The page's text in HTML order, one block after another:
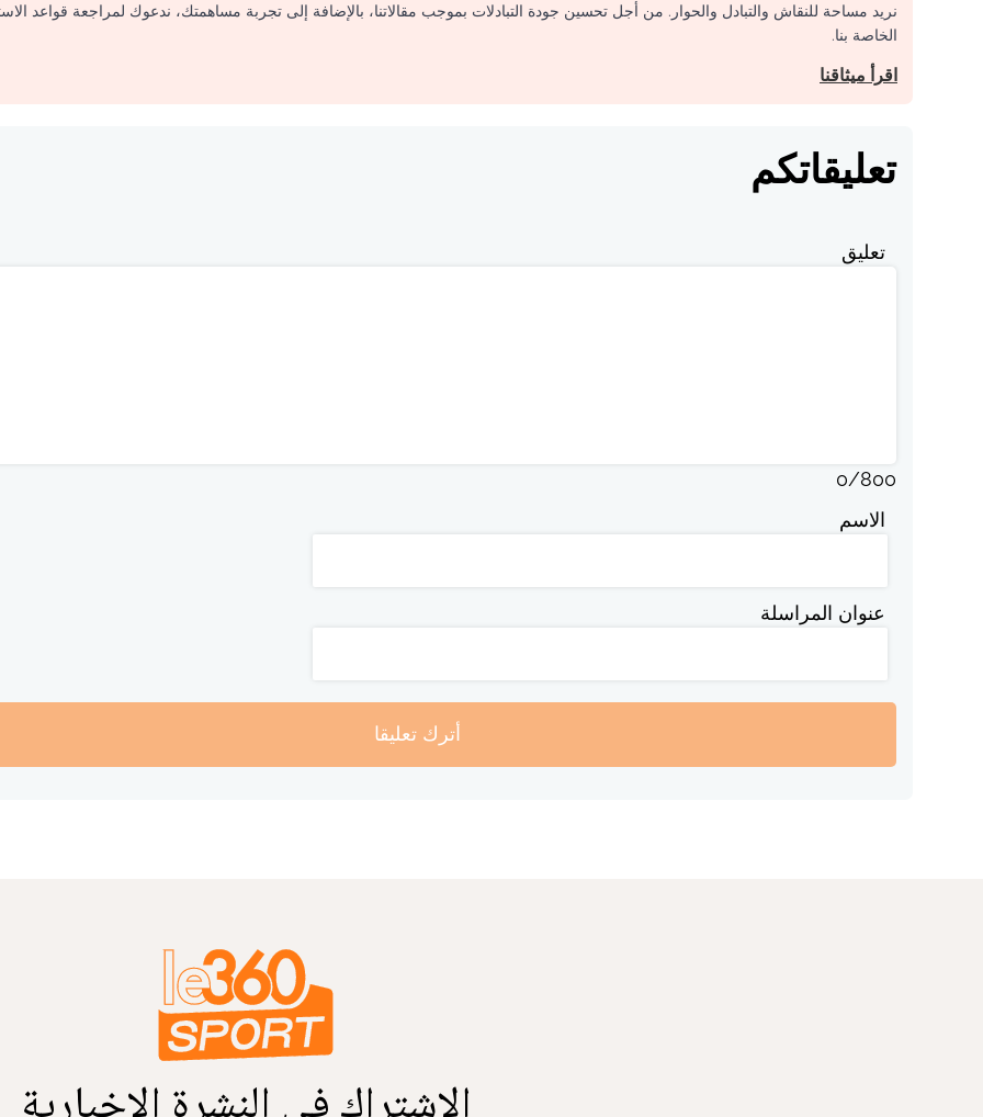
نريد مساحة للنقاش والتبادل والحوار. من أجل تحسين جودة التبادلات بموجب مقالاتنا، بالإضافة إلى تجربة مساهمتك، ندعوك لمراجعة قواعد
الخاصة بنا.
اقرأ ميثاقنا
تعليقاتكم
تعليق
0/800
الاسم
عنوان المراسلة
أترك تعليقا
الاشتراك في النشرة الإخبارية